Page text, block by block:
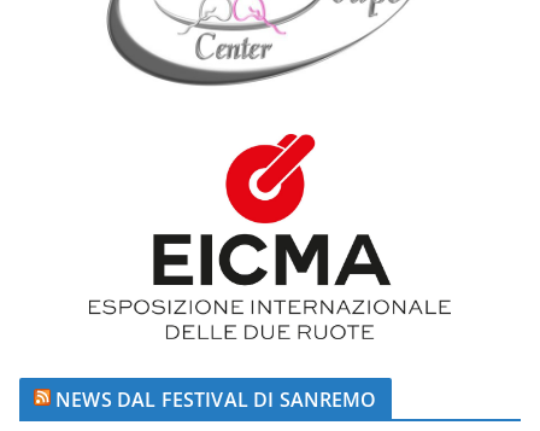
NEWS DAL FESTIVAL DI SANREMO